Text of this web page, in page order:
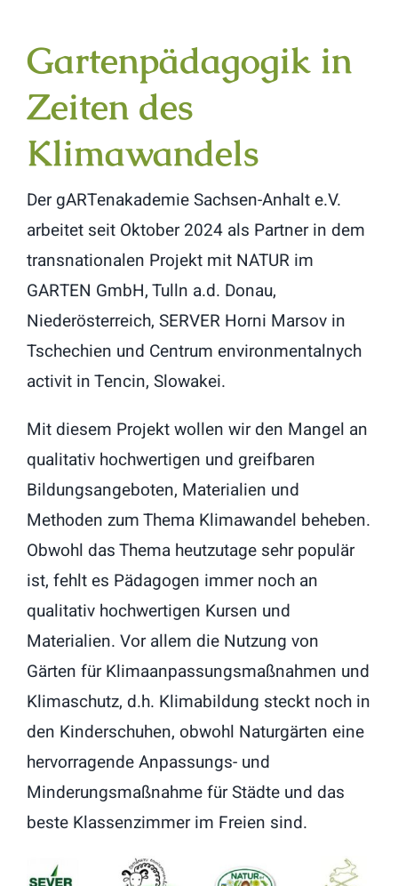
Aktuell
Info
Kontakt
Gartenpädagogik in
Zeiten des
Klimawandels
Der gARTenakademie Sachsen-Anhalt e.V.
arbeitet seit Oktober 2024 als Partner in dem
transnationalen Projekt mit NATUR im
GARTEN GmbH, Tulln a.d. Donau,
Niederösterreich, SERVER Horni Marsov in
Tschechien und Centrum environmentalnych
activit in Tencin, Slowakei.
Mit diesem Projekt wollen wir den Mangel an
qualitativ hochwertigen und greifbaren
Bildungsangeboten, Materialien und
Methoden zum Thema Klimawandel beheben.
Obwohl das Thema heutzutage sehr populär
ist, fehlt es Pädagogen immer noch an
qualitativ hochwertigen Kursen und
Materialien. Vor allem die Nutzung von
Gärten für Klimaanpassungsmaßnahmen und
Klimaschutz, d.h. Klimabildung steckt noch in
den Kinderschuhen, obwohl Naturgärten eine
hervorragende Anpassungs- und
Minderungsmaßnahme für Städte und das
beste Klassenzimmer im Freien sind.